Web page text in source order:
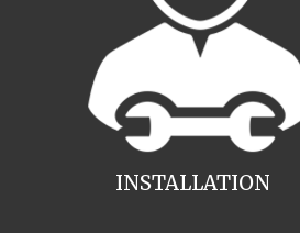
INSTALLATION